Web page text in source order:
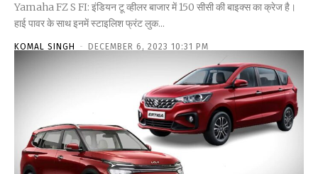
Yamaha FZ S FI: इंडियन टू व्हीलर बाजार में 150 सीसी की बाइक्स का क्रेज है।
हाई पावर के साथ इनमें स्टाइलिश फ्रंट लुक...
KOMAL SINGH - DECEMBER 6, 2023 10:31 PM